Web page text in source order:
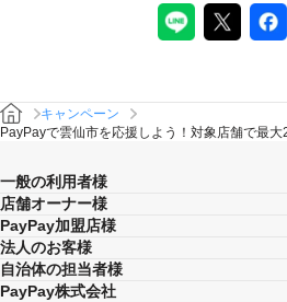
キャンペーン
PayPayで雲仙市を応援しよう！対象店舗で最大
一般の利用者様
店舗オーナー様
PayPay加盟店様
法人のお客様
自治体の担当者様
PayPay株式会社